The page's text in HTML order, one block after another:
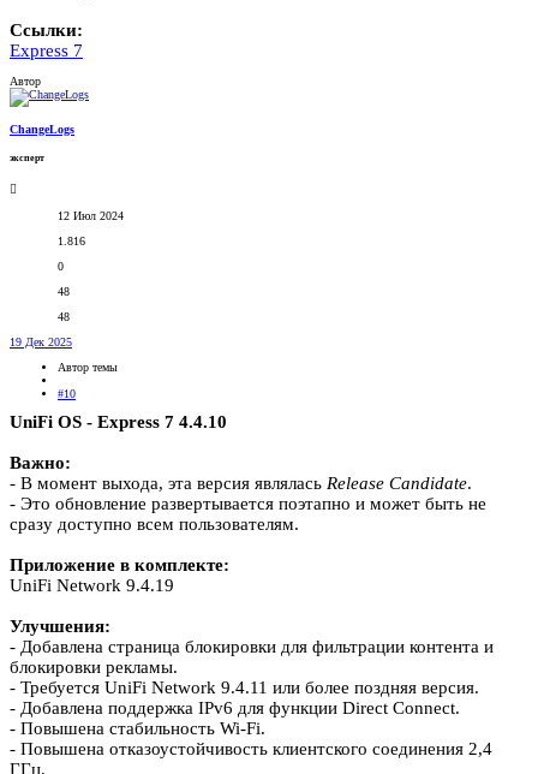
Ссылки:
Express 7
Автор
ChangeLogs
эксперт
12 Июл 2024
1.816
0
48
48
19 Дек 2025
Автор темы
#10
UniFi OS - Express 7 4.4.10
Важно:
- В момент выхода, эта версия являлась Release Candidate.
- Это обновление развертывается поэтапно и может быть не
сразу доступно всем пользователям.
Приложение в комплекте:
UniFi Network 9.4.19
Улучшения:
- Добавлена страница блокировки для фильтрации контента и
блокировки рекламы.
- Требуется UniFi Network 9.4.11 или более поздняя версия.
- Добавлена поддержка IPv6 для функции Direct Connect.
- Повышена стабильность Wi-Fi.
- Повышена отказоустойчивость клиентского соединения 2,4
ГГц.